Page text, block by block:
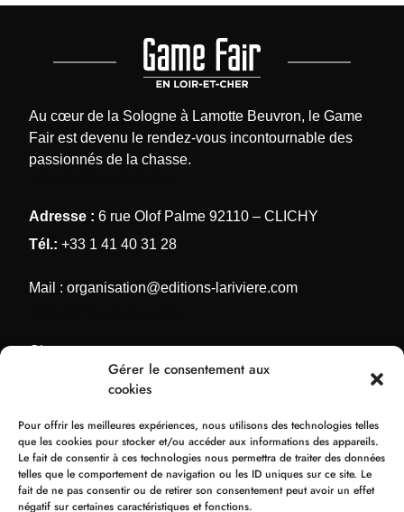
Gérer le consentement aux
cookies
Pour offrir les meilleures expériences, nous utilisons des technologies telles
que les cookies pour stocker et/ou accéder aux informations des appareils.
Le fait de consentir à ces technologies nous permettra de traiter des données
telles que le comportement de navigation ou les ID uniques sur ce site. Le
fait de ne pas consentir ou de retirer son consentement peut avoir un effet
négatif sur certaines caractéristiques et fonctions.
Au cœur de la Sologne à Lamotte Beuvron, le Game
Fair est devenu le rendez-vous incontournable des
passionnés de la chasse.
Adresse : 6 rue Olof Palme 92110 – CLICHY
Tél.: +33 1 41 40 31 28
Mail : organisation@editions-lariviere.com
Chassons.com
Connaissance de la chasse
Armes de Chasse
NOS ORGANISATIONS
Bol d’Or